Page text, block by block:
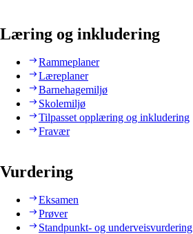
Læring og inkludering
Rammeplaner
Læreplaner
Barnehagemiljø
Skolemiljø
Tilpasset opplæring og inkludering
Fravær
Vurdering
Eksamen
Prøver
Standpunkt- og underveisvurdering